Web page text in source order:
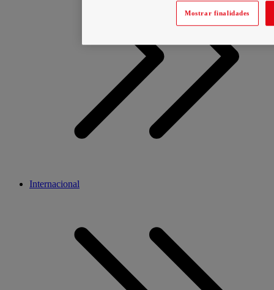
Internacional
Mostrar finalidades